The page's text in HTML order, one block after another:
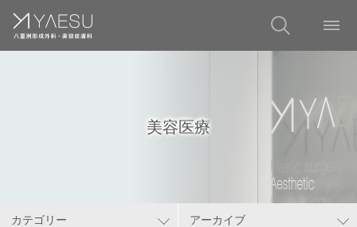
美容医療
カテゴリー アーカイブ